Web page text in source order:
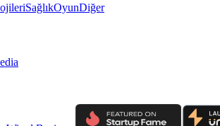
SağlıkOyunDiğer